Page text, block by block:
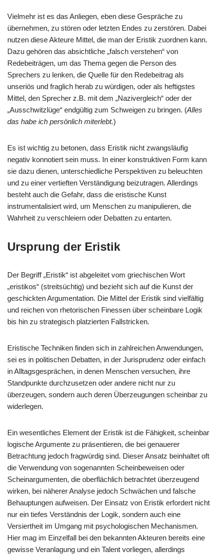
Vielmehr ist es das Anliegen, eben diese Gespräche zu
übernehmen, zu stören oder letzten Endes zu zerstören. Dabei
nutzen diese Akteure Mittel, die man der Eristik zuordnen kann.
Dazu gehören das absichtliche „falsch verstehen“ von
Redebeiträgen, um das Thema gegen die Person des
Sprechers zu lenken, die Quelle für den Redebeitrag als
unseriös und fraglich herab zu würdigen, oder als heftigstes
Mittel, den Sprecher z.B. mit dem „Nazivergleich“ oder der
„Ausschwitzlüge“ endgültig zum Schweigen zu bringen. (Alles
das habe ich persönlich miterlebt.)
Es ist wichtig zu betonen, dass Eristik nicht zwangsläufig
negativ konnotiert sein muss. In einer konstruktiven Form kann
sie dazu dienen, unterschiedliche Perspektiven zu beleuchten
und zu einer vertieften Verständigung beizutragen. Allerdings
besteht auch die Gefahr, dass die eristische Kunst
instrumentalisiert wird, um Menschen zu manipulieren, die
Wahrheit zu verschleiern oder Debatten zu entarten.
Ursprung der Eristik
Der Begriff „Eristik“ ist abgeleitet vom griechischen Wort
„eristikos“ (streitsüchtig) und bezieht sich auf die Kunst der
geschickten Argumentation. Die Mittel der Eristik sind vielfältig
und reichen von rhetorischen Finessen über scheinbare Logik
bis hin zu strategisch platzierten Fallstricken.
Eristische Techniken finden sich in zahlreichen Anwendungen,
sei es in politischen Debatten, in der Jurisprudenz oder einfach
in Alltagsgesprächen, in denen Menschen versuchen, ihre
Standpunkte durchzusetzen oder andere nicht nur zu
überzeugen, sondern auch deren Überzeugungen scheinbar zu
widerlegen.
Ein wesentliches Element der Eristik ist die Fähigkeit, scheinbar
logische Argumente zu präsentieren, die bei genauerer
Betrachtung jedoch fragwürdig sind. Dieser Ansatz beinhaltet oft
die Verwendung von sogenannten Scheinbeweisen oder
Scheinargumenten, die oberflächlich betrachtet überzeugend
wirken, bei näherer Analyse jedoch Schwächen und falsche
Behauptungen aufweisen. Der Einsatz von Eristik erfordert nicht
nur ein tiefes Verständnis der Logik, sondern auch eine
Versiertheit im Umgang mit psychologischen Mechanismen.
Hier mag im Einzelfall bei den bekannten Akteuren bereits eine
gewisse Veranlagung und ein Talent vorliegen, allerdings